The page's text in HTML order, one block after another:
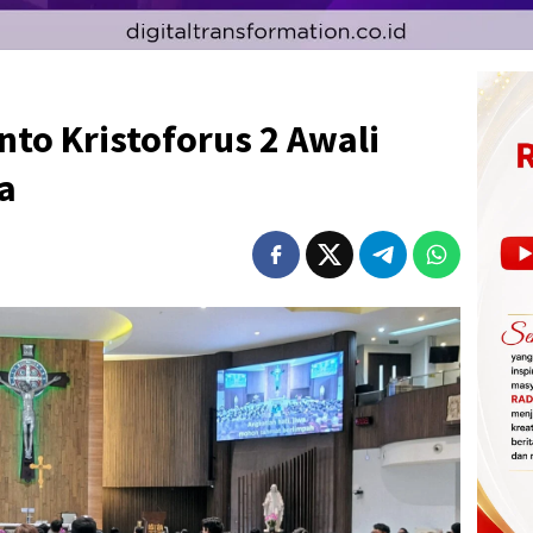
Kristoforus 2 Awali